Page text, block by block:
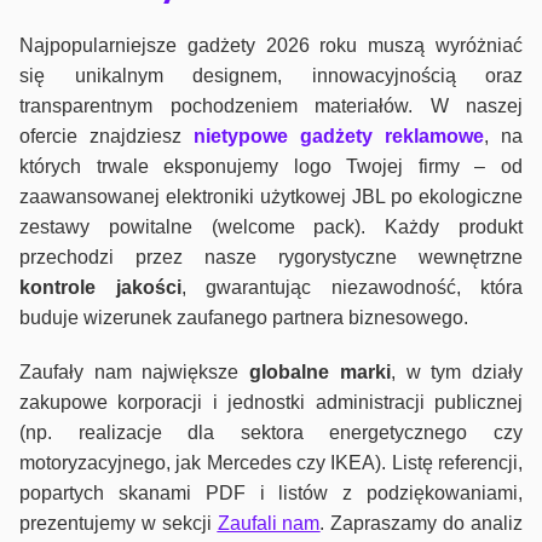
Najpopularniejsze gadżety 2026 roku muszą wyróżniać
się unikalnym designem, innowacyjnością oraz
transparentnym pochodzeniem materiałów. W naszej
ofercie znajdziesz nietypowe gadżety reklamowe, na
których trwale eksponujemy logo Twojej firmy – od
zaawansowanej elektroniki użytkowej JBL po ekologiczne
zestawy powitalne (welcome pack). Każdy produkt
przechodzi przez nasze rygorystyczne wewnętrzne
kontrole jakości, gwarantując niezawodność, która
buduje wizerunek zaufanego partnera biznesowego.
Zaufały nam największeglobalne marki, w tym działy
zakupowe korporacji i jednostki administracji publicznej
(np. realizacje dla sektora energetycznego czy
motoryzacyjnego, jak Mercedes czy IKEA). Listę referencji,
popartych skanami PDF i listów z podziękowaniami,
prezentujemy w sekcji Zaufali nam. Zapraszamy do analiz